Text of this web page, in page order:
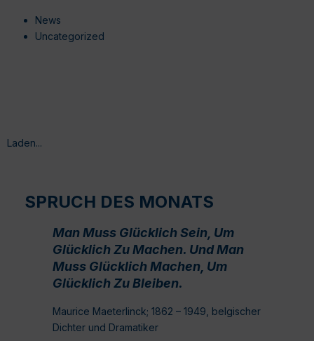
News
Uncategorized
Laden...
SPRUCH DES MONATS
Man Muss Glücklich Sein, Um
Glücklich Zu Machen. Und Man
Muss Glücklich Machen, Um
Glücklich Zu Bleiben.
Maurice Maeterlinck; 1862 – 1949, belgischer
Dichter und Dramatiker